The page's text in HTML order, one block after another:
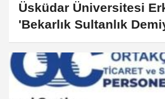
Üsküdar Üniversitesi
'Bekarlık Sultanlık
"Erkeklerin Dünyası
Araştırması" Sonuçları